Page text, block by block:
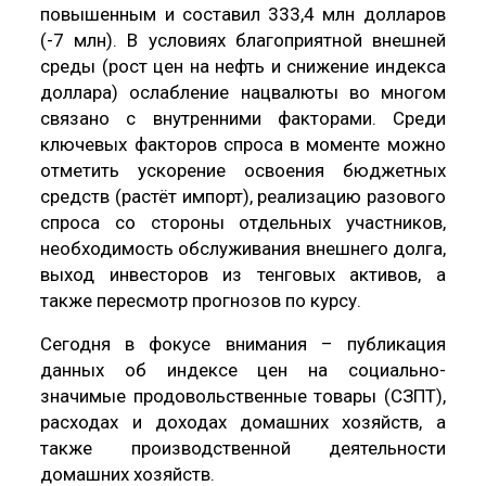
повышенным и составил 333,4 млн долларов
(-7 млн). В условиях благоприятной внешней
среды (рост цен на нефть и снижение индекса
доллара) ослабление нацвалюты во многом
связано с внутренними факторами. Среди
ключевых факторов спроса в моменте можно
отметить ускорение освоения бюджетных
средств (растёт импорт), реализацию разового
спроса со стороны отдельных участников,
необходимость обслуживания внешнего долга,
выход инвесторов из тенговых активов, а
также пересмотр прогнозов по курсу.
Сегодня в фокусе внимания – публикация
данных об индексе цен на социально-
значимые продовольственные товары (СЗПТ),
расходах и доходах домашних хозяйств, а
также производственной деятельности
домашних хозяйств.